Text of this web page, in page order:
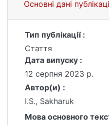
Основні дані
Тип публікації :
Стаття
Дата випуску :
12 серпня 2023 р.
Автор(и) :
I.S., Sakharuk
Мова основного